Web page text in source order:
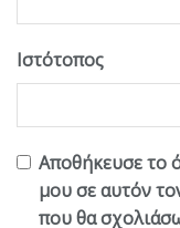
Ιστότοπος
Αποθήκευσε το
μου σε αυτόν
που θα